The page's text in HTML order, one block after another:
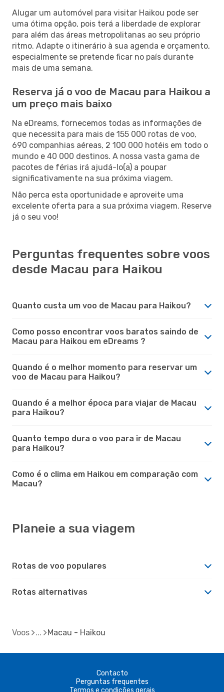
Alugar um automóvel para visitar Haikou pode ser
uma ótima opção, pois terá a liberdade de explorar
para além das áreas metropolitanas ao seu próprio
ritmo. Adapte o itinerário à sua agenda e orçamento,
especialmente se pretende ficar no país durante
mais de uma semana.
Reserva já o voo de Macau para Haikou a
um preço mais baixo
Na eDreams, fornecemos todas as informações de
que necessita para mais de 155 000 rotas de voo,
690 companhias aéreas, 2 100 000 hotéis em todo o
mundo e 40 000 destinos. A nossa vasta gama de
pacotes de férias irá ajudá-lo(a) a poupar
significativamente na sua próxima viagem.
Não perca esta oportunidade e aproveite uma
excelente oferta para a sua próxima viagem. Reserve
já o seu voo!
Perguntas frequentes sobre voos
desde Macau para Haikou
Quanto custa um voo de Macau para Haikou?
Como posso encontrar voos baratos saindo de
Macau para Haikou em eDreams ?
Quando é o melhor momento para reservar um
voo de Macau para Haikou?
Quando é a melhor época para viajar de Macau
para Haikou?
Quanto tempo dura o voo para ir de Macau
para Haikou?
Como é o clima em Haikou em comparação com
Macau?
Planeie a sua viagem
Rotas de voo populares
Rotas alternativas
Voos Macau - Haikou
Contacto
Perguntas frequentes
Termos e condições gerais